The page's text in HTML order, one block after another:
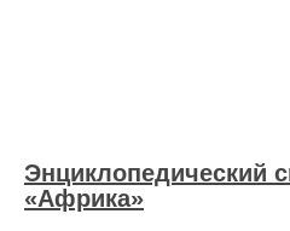
Энциклопедический
«Африка»